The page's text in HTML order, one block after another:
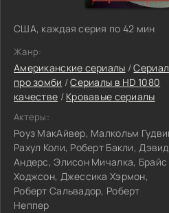
США, каждая серия по 42 мин
Жанр:
Американские сериалы /
про зомби /Сериалы в HD 1080
качестве / Кровавые сериалы
Актеры:
Роуз МакАйвер, Малкольм
Рахул Коли, Роберт Бакли, Дэвид
Андерс, Элисон Мичалка, Брайс
Ходжсон, Джессика Хэрмон,
Роберт Сальвадор, Роберт
Неппер